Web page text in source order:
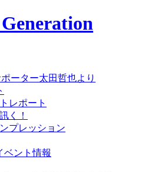
ーター太田哲也より
レポート
く！
プレッション
ベント情報